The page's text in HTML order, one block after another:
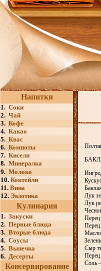
Напитки
1. Соки
2. Чай
3. Кофе
4. Какао
5. Квас
6. Компоты
7. Кисели
8. Минералка
9. Молоко
10. Коктейли
11. Вина
12. Экзотика
Кулинария
1. Закуски
2. Первые блюда
3. Вторые блюда
4. Соусы
5. Выпечка
6. Десерты
Консервирование
Лук
Лук
Сыр
Соль